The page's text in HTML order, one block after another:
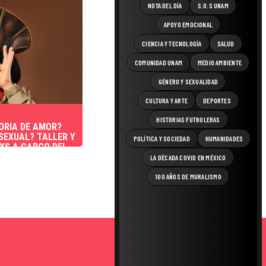
NOTA DEL DÍA S.O.S UNAM
APOYO EMOCIONAL
CIENCIA Y TECNOLOGÍA SALUD
COMUNIDAD UNAM MEDIO AMBIENTE
GÉNERO Y SEXUALIDAD
CULTURA Y ARTE DEPORTES
HISTORIAS FUTBOLERAS
POLÍTICA Y SOCIEDAD HUMANIDADES
LA DÉCADA COVID EN MÉXICO
100 AÑOS DE MURALISMO
DE AMOR?
TALLER Y
A CARGO DEL